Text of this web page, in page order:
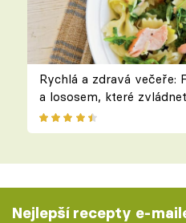
Rychlá a zdravá večeře:
a lososem, které
Nejlepší recepty e-